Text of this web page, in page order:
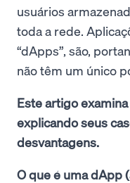
usuários
toda a rede.
“dApps”, são,
não têm um único
Este artigo
explicando seus
desvantagens.
O que é uma dApp